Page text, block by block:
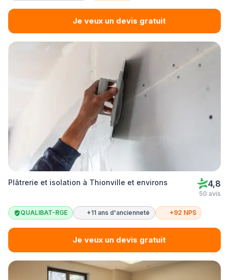
Je veux un devis gratuit
Plâtrerie et isolation à Thionville et environs 4,8
50 avis
QUALIBAT-RGE +11 ans d'ancienneté +92 NPS
Je veux un devis gratuit